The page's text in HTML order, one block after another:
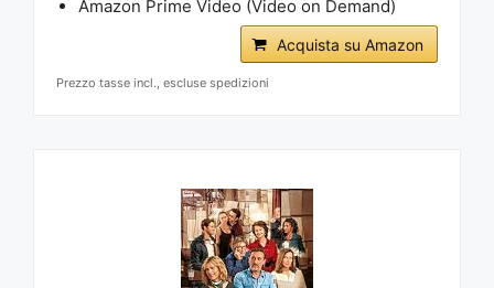
Amazon Prime Video (Video on Demand)
Acquista su Amazon
Prezzo tasse incl., escluse spedizioni